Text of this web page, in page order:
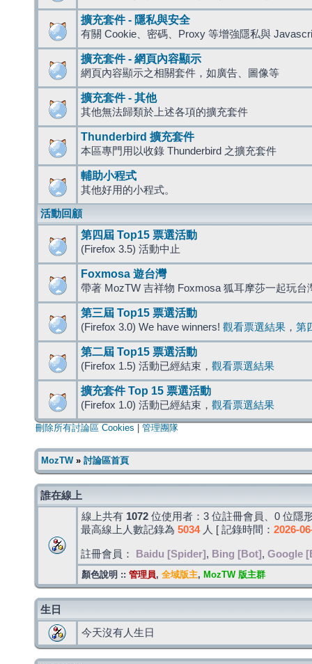
擴充套件 - 隱私與安全
有關 Cookie、密碼、Proxy 等增強隱私與
擴充套件 - 網頁內容顯示
網頁內容顯示之相關套件，如廣告、圖像等
擴充套件 - 其他
其他無法歸類於上述各項的擴充套件
Thunderbird 擴充套件
本區專門用以收錄 Thunderbird 之擴充套件
輔助小程式
其他好用的小程式。
活動回顧
第四屆 Top15 票選活動
(Firefox 3.5) 活動中止
Foxmosa 遊台灣
帶著 MozTW 吉祥物 Foxmosa 狐耳摩莎一起玩台
第三屆 Top15 票選活動
(Firefox 3.0) We have winners! 觀看票選結果 ， 第
第二屆 Top15 票選活動
(Firefox 1.5) 活動已經結束， 觀看票選結果
擴充套件 Top 15 票選活動
(Firefox 1.0) 活動已經結束， 觀看票選結果
刪除所有討論區 Cookies 管理團隊
MozTW» 討論區首頁
誰在線上
線上共有 1072 位使用者：3 位註冊會員、0 位隱
最高線上人數記錄為 5034人 [ 記錄時間： 2026-
註冊會員： Baidu [Spider] , Bing [Bot] , Google
顏色說明 :: 管理員, 全域版主, MozTW 版主群
生日
今天沒有人生日